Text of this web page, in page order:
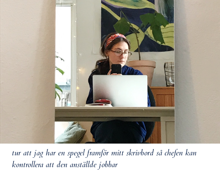
tur att jag har en spegel framför mitt skrivbord så chefen kan
kontrollera att den anställde jobbar